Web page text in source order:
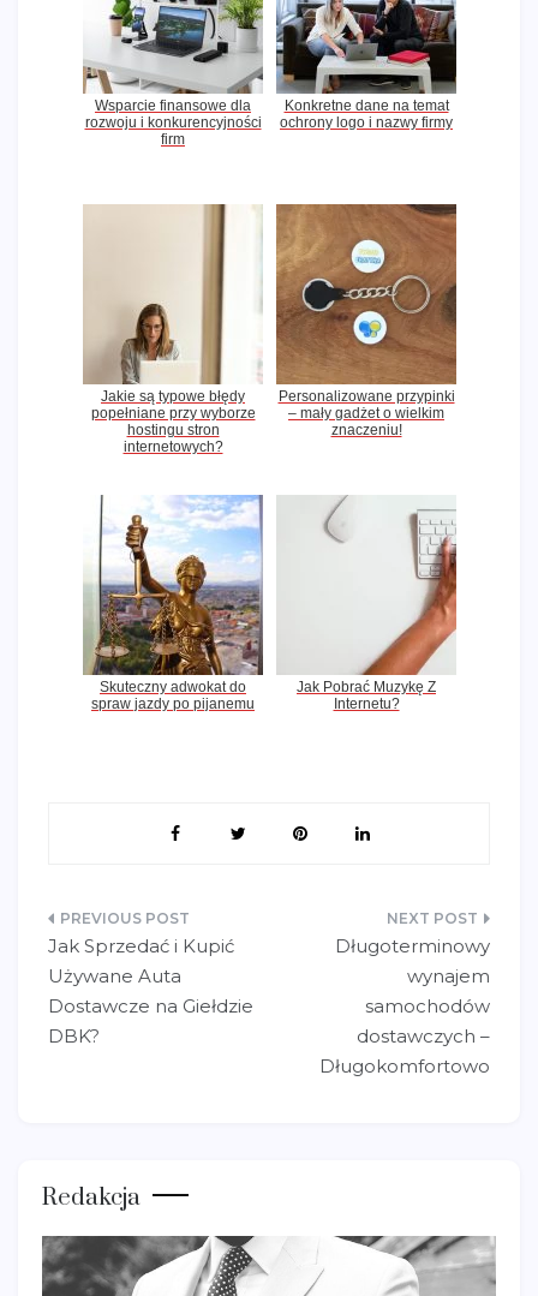
Wsparcie finansowe dla
rozwoju i konkurencyjności
firm
Konkretne dane na temat
ochrony logo i nazwy firmy
Jakie są typowe błędy
popełniane przy wyborze
hostingu stron
internetowych?
Personalizowane przypinki
– mały gadżet o wielkim
znaczeniu!
Skuteczny adwokat do
spraw jazdy po pijanemu
Jak Pobrać Muzykę Z
Internetu?
Nawigacja
wpisu
Jak Sprzedać i Kupić
Używane Auta
Dostawcze na Giełdzie
DBK?
Długoterminowy
wynajem
samochodów
dostawczych –
Długokomfortowo
Redakcja